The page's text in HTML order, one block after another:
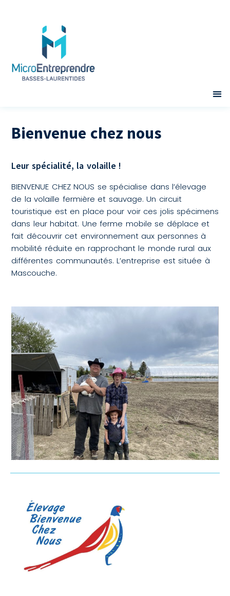
Bienvenue chez nous
Leur spécialité, la volaille !
BIENVENUE CHEZ NOUS se spécialise dans l’élevage
de la volaille fermière et sauvage. Un circuit
touristique est en place pour voir ces jolis spécimens
dans leur habitat. Une ferme mobile se déplace et
fait découvrir cet environnement aux personnes à
mobilité réduite en rapprochant le monde rural aux
différentes communautés. L’entreprise est située à
Mascouche.